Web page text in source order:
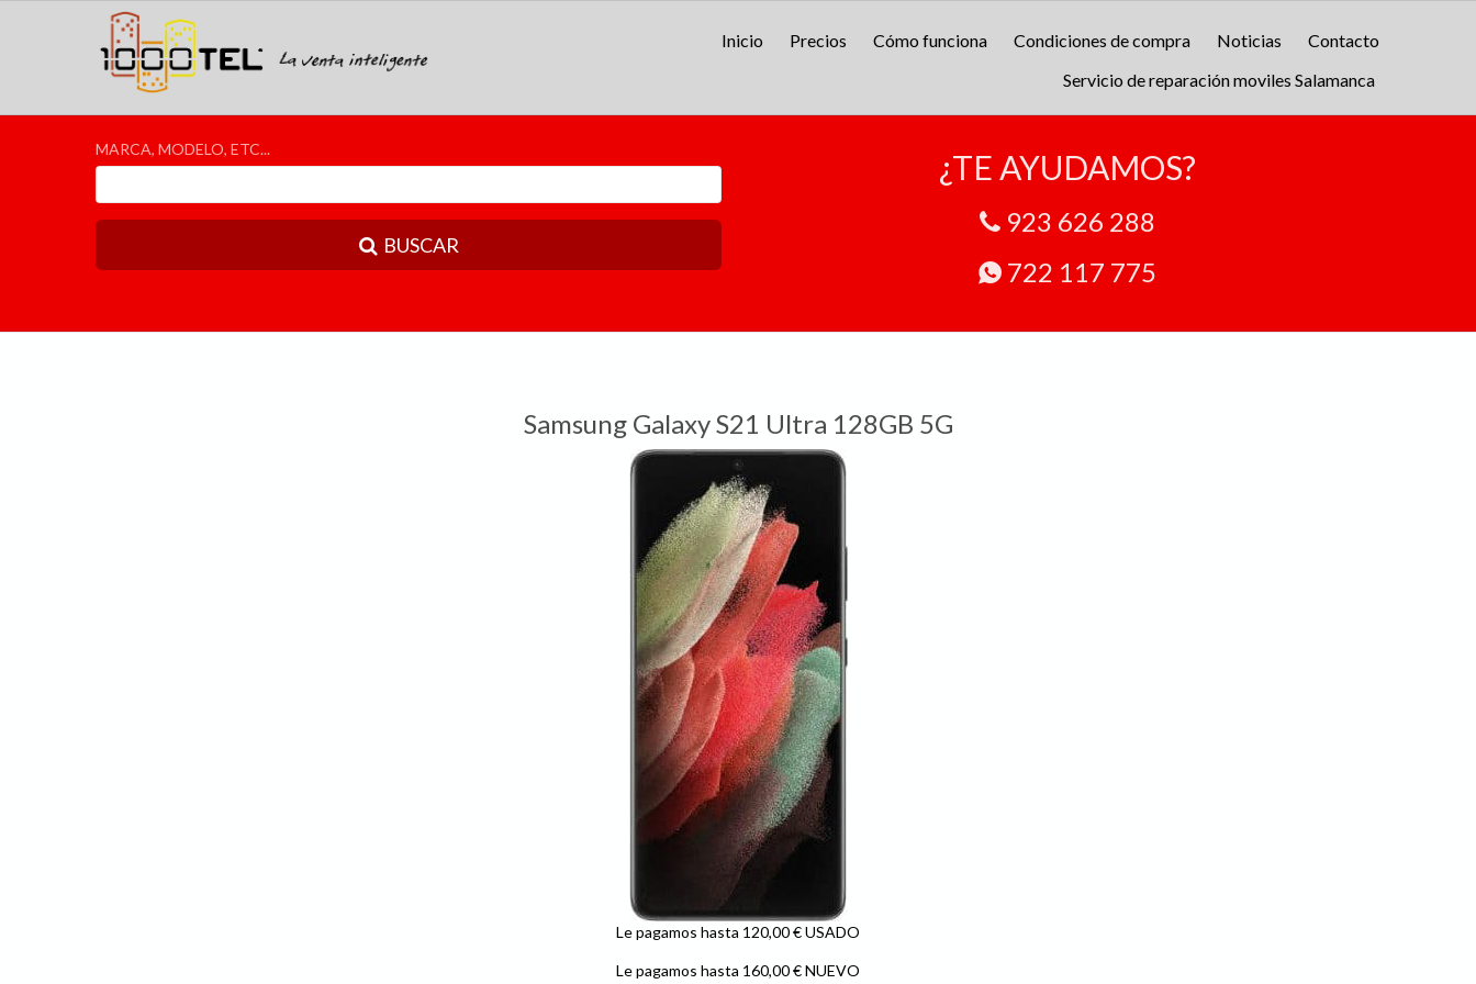
Inicio Precios Cómo funciona Condiciones de compra Noticias
Contacto
Servicio de reparación moviles Salamanca
MARCA, MODELO, ETC...
BUSCAR
¿TE AYUDAMOS?
923 626 288
722 117 775
Samsung Galaxy S21 Ultra 128GB 5G
Le pagamos hasta 120,00 € USADO
Le pagamos hasta 160,00 € NUEVO